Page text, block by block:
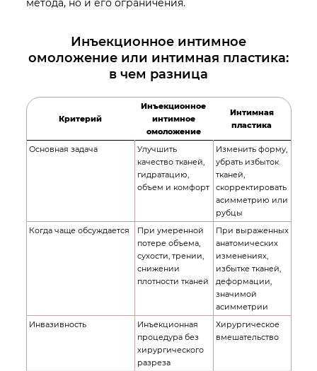
метода, но и его ограничения.
Инъекционное интимное
омоложение или интимная пластика:
в чем разница
Критерий
Инъекционное
интимное
омоложение
Интимная
пластика
Основная задача
Улучшить
качество тканей,
гидратацию,
объем и комфорт
Изменить форму,
убрать избыток
тканей,
скорректировать
асимметрию или
рубцы
Когда чаще обсуждается
При умеренной
потере объема,
сухости, трении,
снижении
плотности тканей
При выраженных
анатомических
изменениях,
избытке тканей,
деформации,
значимой
асимметрии
Инвазивность
Инъекционная
процедура без
хирургического
разреза
Хирургическое
вмешательство